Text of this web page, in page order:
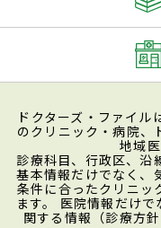
ドクターズ・ファイ
のクリニック・病院、
地域
診療科目、行政区、沿
基本情報だけでなく、
条件に合ったクリニッ
ます。 医院情報だけ
関する情報（診療方